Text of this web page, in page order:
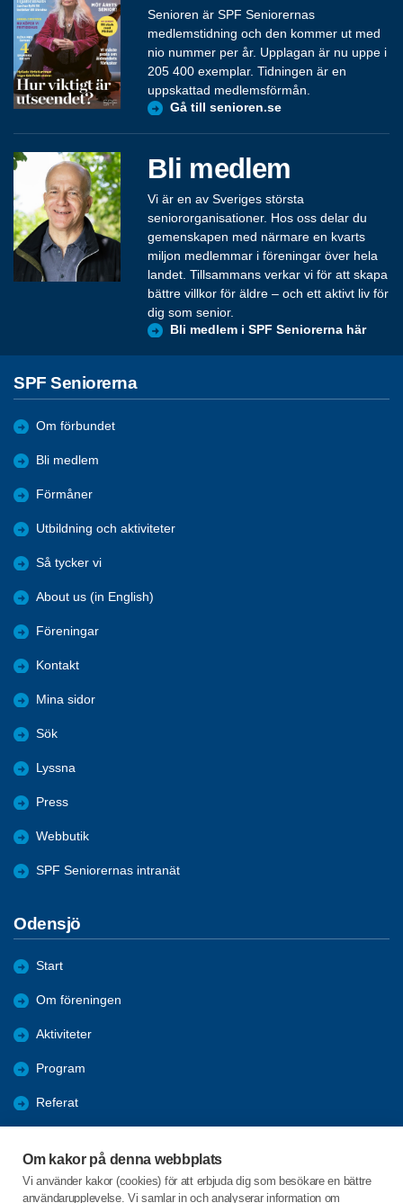
Om kakor på denna webbplats
Vi använder kakor (cookies) för att erbjuda dig som besökare en bättre
användarupplevelse. Vi samlar in och analyserar information om
Senioren är SPF Seniorernas
medlemstidning och den kommer ut med
nio nummer per år. Upplagan är nu uppe i
205 400 exemplar. Tidningen är en
uppskattad medlemsförmån.
Gå till senioren.se
Bli medlem
Vi är en av Sveriges största
seniororganisationer. Hos oss delar du
gemenskapen med närmare en kvarts
miljon medlemmar i föreningar över hela
landet. Tillsammans verkar vi för att skapa
bättre villkor för äldre – och ett aktivt liv för
dig som senior.
Bli medlem i SPF Seniorerna här
SPF Seniorerna
Om förbundet
Bli medlem
Förmåner
Utbildning och aktiviteter
Så tycker vi
About us (in English)
Föreningar
Kontakt
Mina sidor
Sök
Lyssna
Press
Webbutik
SPF Seniorernas intranät
Odensjö
Start
Om föreningen
Aktiviteter
Program
Referat
Bli medlem